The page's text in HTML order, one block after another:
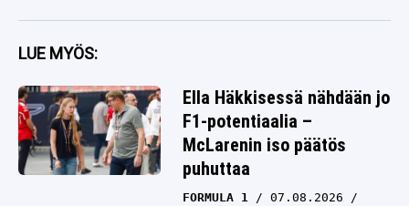
LUE MYÖS:
Ella Häkkisessä nähdään jo
F1-potentiaalia –
McLarenin iso päätös
puhuttaa
FORMULA 1
07.08.2026